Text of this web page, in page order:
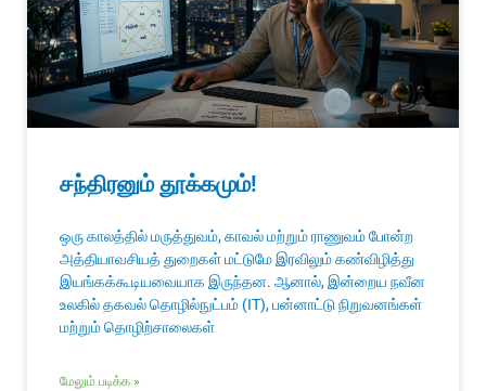
சந்திரனும் தூக்கமும்!
ஒரு காலத்தில் மருத்துவம், காவல் மற்றும் ராணுவம் போன்ற
அத்தியாவசியத் துறைகள் மட்டுமே இரவிலும் கண்விழித்து
இயங்கக்கூடியவையாக இருந்தன. ஆனால், இன்றைய நவீன
உலகில் தகவல் தொழில்நுட்பம் (IT), பன்னாட்டு நிறுவனங்கள்
மற்றும் தொழிற்சாலைகள்
மேலும் படிக்க »